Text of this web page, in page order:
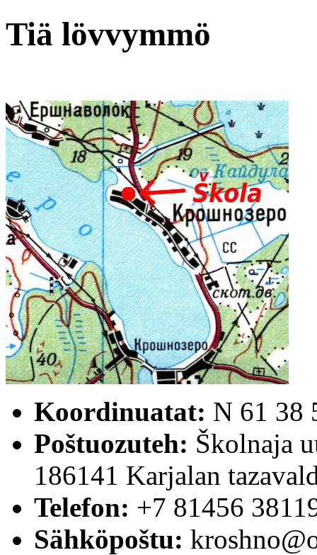
Tiä lövvymmö
Koordinuatat: N 61 38
Poštuozuteh: Školnaja
186141 Karjalan
Telefon: +7 81456
Sähköpoštu: